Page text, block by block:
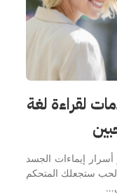
في الحب : 10 علامات لقراءة لغة
إيماءات الجسد
ستجعلك المتحكم